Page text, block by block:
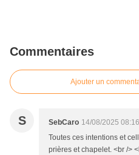
Commentaires
Ajouter un
S SebCaro 14/08/2025 08:16
Toutes ces intentions et
prières et chapelet. <br />